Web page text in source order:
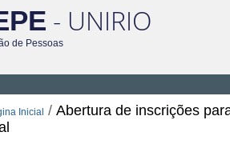
- UNIRIO
de Pessoas
Inicial /Abertura de inscrições